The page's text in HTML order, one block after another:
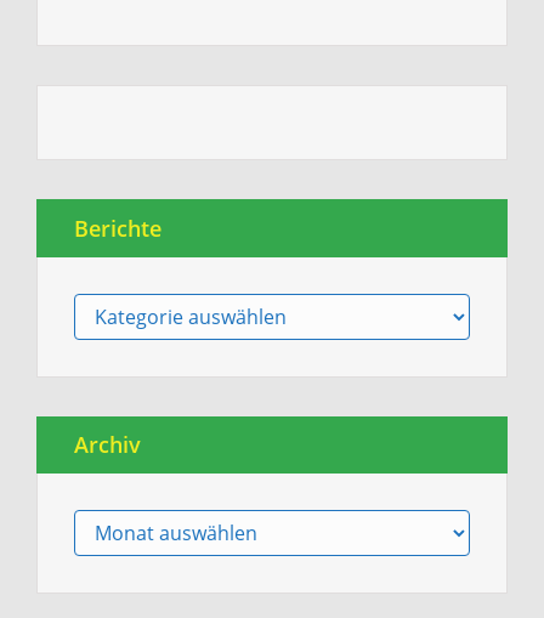
Berichte
Berichte
Archiv
Archiv